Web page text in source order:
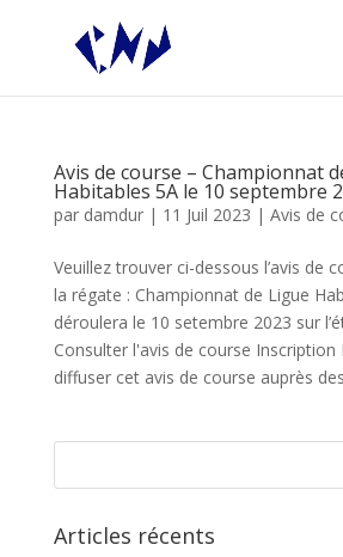
Avis de course – Championnat
Habitables 5A le 10 septembre
par damdur| 11 Juil 2023 | Avis de
Veuillez trouver ci-dessous l’avis de
la régate : Championnat de Ligue
déroulera le 10 setembre 2023 sur
Consulter l'avis de course Inscription
diffuser cet avis de course auprès
Articles récents